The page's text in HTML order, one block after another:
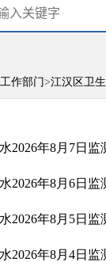
作部门>江汉区卫
2026年8月7日监
2026年8月6日监
2026年8月5日监
2026年8月4日监